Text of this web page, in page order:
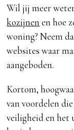
Wil jij meer
kozijnen en hoe
woning? Neem
websites waar
aangeboden.
Kortom,
van voordelen
veiligheid en het